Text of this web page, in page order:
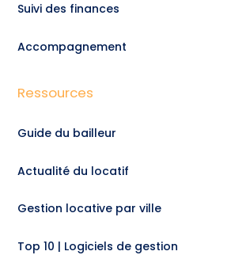
Suivi des finances
Accompagnement
Ressources
Guide du bailleur
Actualité du locatif
Gestion locative par ville
Top 10 | Logiciels de gestion